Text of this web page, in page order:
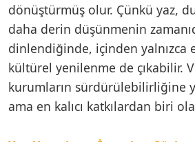
dönüştürmüş olur. Çünkü yaz,
daha derin düşünmenin
dinlendiğinde, içinden yalnızca
kültürel yenilenme de çıkabilir.
kurumların sürdürülebilirliğine
ama en kalıcı katkılardan biri